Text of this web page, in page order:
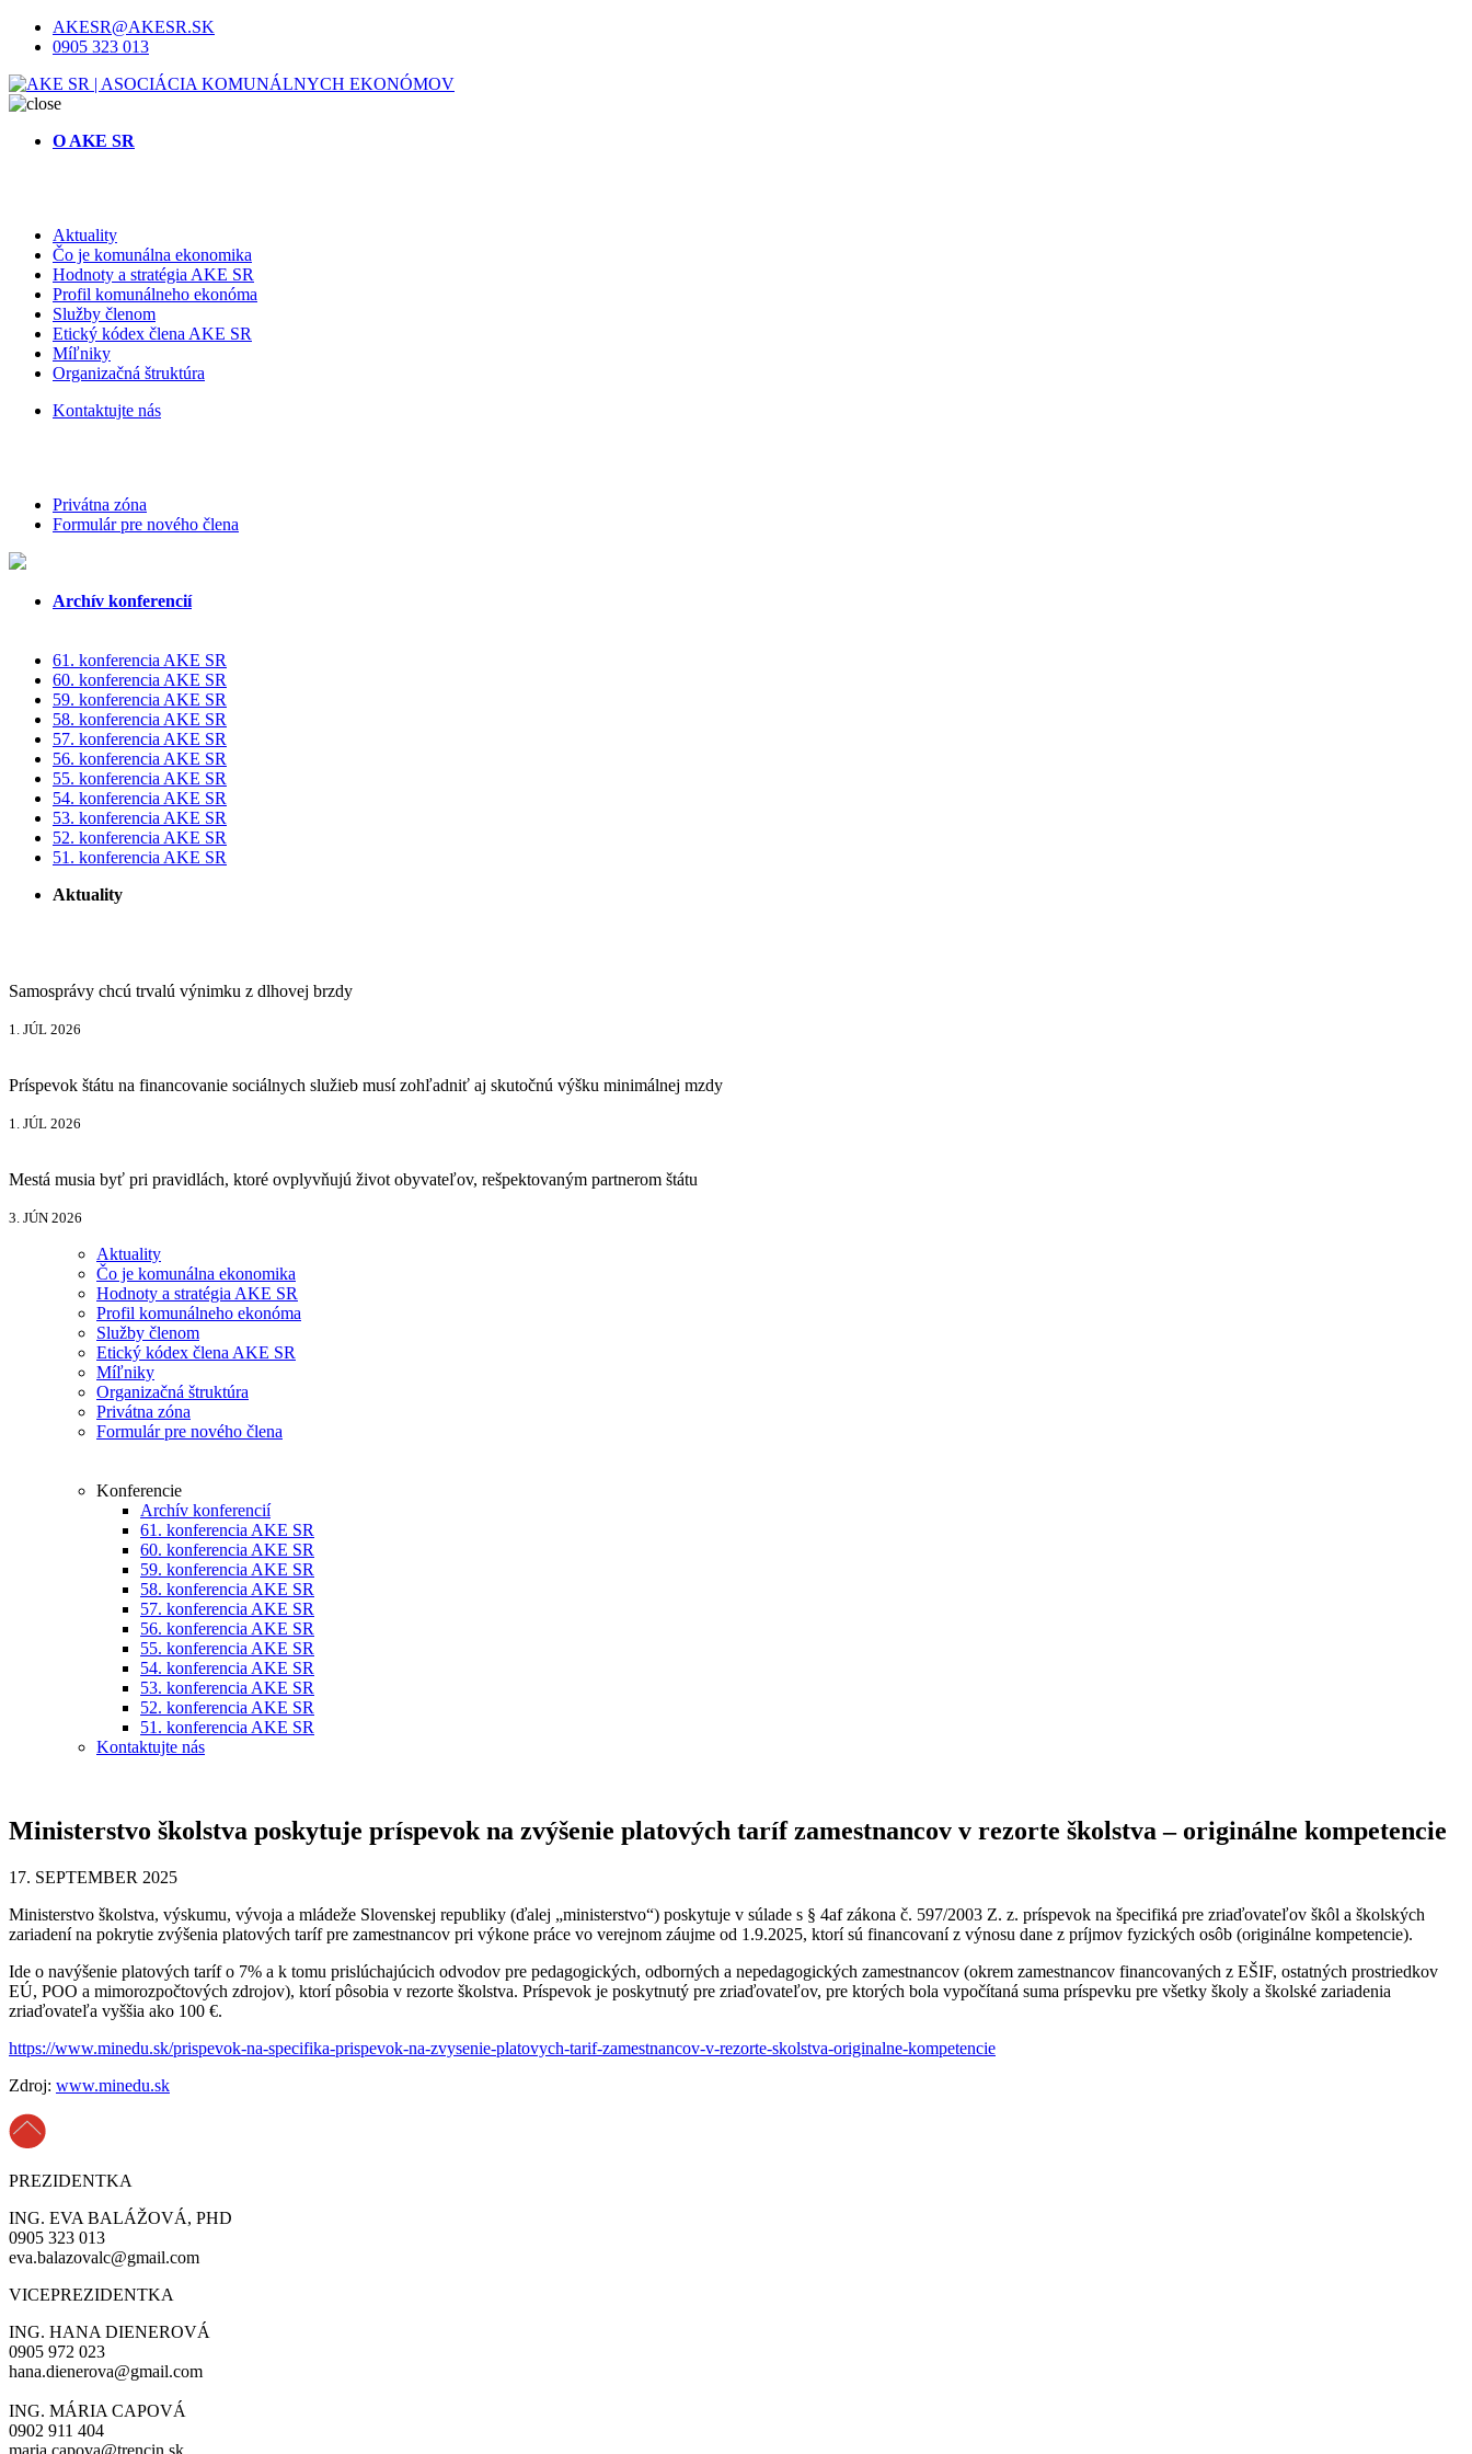
AKESR@AKESR.SK
0905 323 013
O AKE SR
Aktuality
Čo je komunálna ekonomika
Hodnoty a stratégia AKE SR
Profil komunálneho ekonóma
Služby členom
Etický kódex člena AKE SR
Míľniky
Organizačná štruktúra
Kontaktujte nás
Privátna zóna
Formulár pre nového člena
Archív konferencií
61. konferencia AKE SR
60. konferencia AKE SR
59. konferencia AKE SR
58. konferencia AKE SR
57. konferencia AKE SR
56. konferencia AKE SR
55. konferencia AKE SR
54. konferencia AKE SR
53. konferencia AKE SR
52. konferencia AKE SR
51. konferencia AKE SR
Aktuality
Samosprávy chcú trvalú výnimku z dlhovej brzdy
1. JÚL 2026
Príspevok štátu na financovanie sociálnych služieb musí zohľadniť aj skutočnú výšku minimálnej mzdy
1. JÚL 2026
Mestá musia byť pri pravidlách, ktoré ovplyvňujú život obyvateľov, rešpektovaným partnerom štátu
3. JÚN 2026
Aktuality
Čo je komunálna ekonomika
Hodnoty a stratégia AKE SR
Profil komunálneho ekonóma
Služby členom
Etický kódex člena AKE SR
Míľniky
Organizačná štruktúra
Privátna zóna
Formulár pre nového člena
Konferencie
Archív konferencií
61. konferencia AKE SR
60. konferencia AKE SR
59. konferencia AKE SR
58. konferencia AKE SR
57. konferencia AKE SR
56. konferencia AKE SR
55. konferencia AKE SR
54. konferencia AKE SR
53. konferencia AKE SR
52. konferencia AKE SR
51. konferencia AKE SR
Kontaktujte nás
Ministerstvo školstva poskytuje príspevok na zvýšenie platových taríf zamestnancov v rezorte školstva – originálne kompetencie
17. SEPTEMBER 2025
Ministerstvo školstva, výskumu, vývoja a mládeže Slovenskej republiky (ďalej „ministerstvo“) poskytuje v súlade s § 4af zákona č. 597/2003 Z. z. príspevok na špecifiká pre zriaďovateľov škôl a školských
zariadení na pokrytie zvýšenia platových taríf pre zamestnancov pri výkone práce vo verejnom záujme od 1.9.2025, ktorí sú financovaní z výnosu dane z príjmov fyzických osôb (originálne kompetencie).
Ide o navýšenie platových taríf o 7% a k tomu prislúchajúcich odvodov pre pedagogických, odborných a nepedagogických zamestnancov (okrem zamestnancov financovaných z EŠIF, ostatných prostriedkov
EÚ, POO a mimorozpočtových zdrojov), ktorí pôsobia v rezorte školstva. Príspevok je poskytnutý pre zriaďovateľov, pre ktorých bola vypočítaná suma príspevku pre všetky školy a školské zariadenia
zriaďovateľa vyššia ako 100 €.
https://www.minedu.sk/prispevok-na-specifika-prispevok-na-zvysenie-platovych-tarif-zamestnancov-v-rezorte-skolstva-originalne-kompetencie
Zdroj: www.minedu.sk
PREZIDENTKA
ING. EVA BALÁŽOVÁ, PHD
0905 323 013
eva.balazovalc@gmail.com
VICEPREZIDENTKA
ING. HANA DIENEROVÁ
0905 972 023
hana.dienerova@gmail.com
ING. MÁRIA CAPOVÁ
0902 911 404